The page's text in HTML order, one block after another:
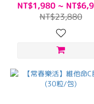
衣
NT$1,980 ~
NT$23,880